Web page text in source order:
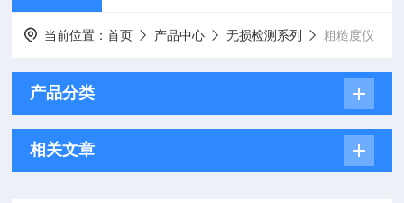
当前位置：首页 产品中心 无损检测系列 粗糙度仪
产品分类
相关文章